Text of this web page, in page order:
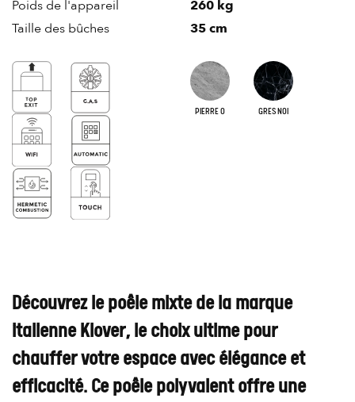
Poids de l'appareil
260 kg
Taille des bûches
35 cm
PIERRE O GRES NOI
Découvrez le poêle mixte de la marque
italienne Klover, le choix ultime pour
chauffer votre espace avec élégance et
efficacité. Ce poêle polyvalent offre une